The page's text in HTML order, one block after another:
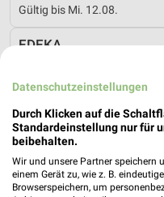
Gültig bis Mi. 12.08.
EDEKA
Datenschutzeinstellungen
Durch Klicken auf die
Standardeinstellung nur für
beibehalten.
Wir und unsere Partner
einem Gerät zu, wie z. B.
Browserspeichern, um